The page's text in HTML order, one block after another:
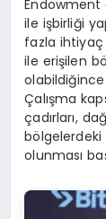
Endowment
ile işbirliği
fazla ihtiyaç
ile erişilen
Çalışma
çadırları,
olunması